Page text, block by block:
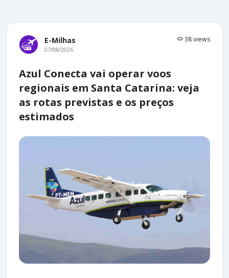
E-Milhas 38 views
07/08/2026
Azul Conecta vai operar voos
regionais em Santa Catarina: veja
as rotas previstas e os preços
estimados